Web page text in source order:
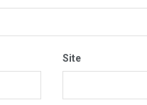
Site